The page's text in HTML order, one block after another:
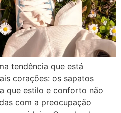
tendência que está
corações: os sapatos
que estilo e conforto não
com a preocupação